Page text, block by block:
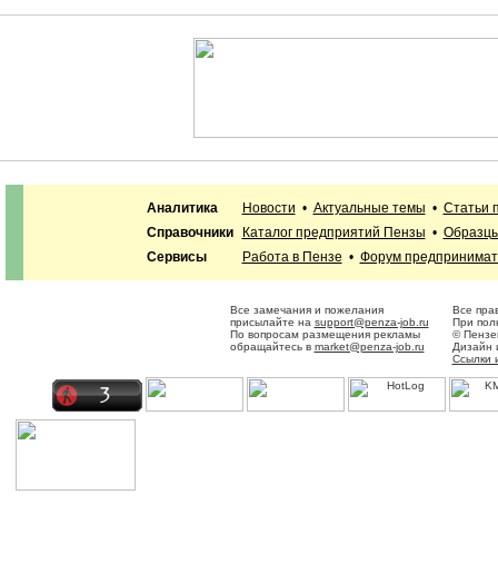
Аналитика Новости • Актуальные темы • Статьи
Справочники
Каталог предприятий Пензы •
Сервисы
Работа в Пензе • Форум
Все замечания и пожелания
присылайте на support@penza-job.ru
По вопросам размещения рекламы
обращайтесь в market@penza-job.ru
Все
При
©
Дизайн
Ссылки